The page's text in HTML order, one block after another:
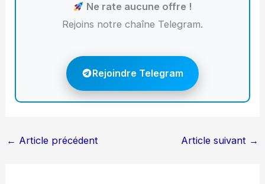
Ne rate aucune offre !
Rejoins notre chaîne Telegram.
Rejoindre Telegram
← Article précédent Article suivant →